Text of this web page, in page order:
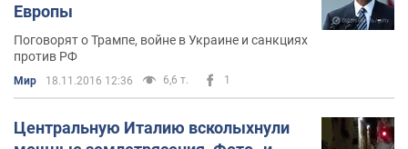
Европы
Поговорят о Трампе, войне в Украине и санкциях
против РФ
Мир 18.11.2016 12:36 6,6 т. 1
Центральную Италию всколыхнули